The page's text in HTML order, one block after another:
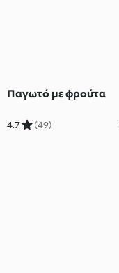
Παγωτό με φρούτα
4.7 (49)